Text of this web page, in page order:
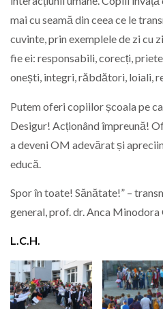
mai cu seamă din ceea ce le
cuvinte, prin exemplele de zi cu
fie ei: responsabili, corecți,
onești, integri, răbdători, loiali,
Putem oferi copiilor școala pe
Desigur! Acționând împreună!
a deveni OM adevărat și
educă.
Spor în toate! Sănătate!” –
general, prof. dr. Anca Minodora
L.C.H.